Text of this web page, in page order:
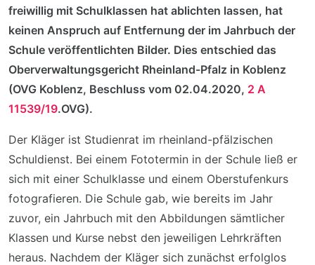
freiwillig mit Schulklassen hat ablichten lassen, hat
keinen Anspruch auf Entfernung der im Jahrbuch der
Schule veröffentlichten Bilder. Dies entschied das
Oberverwaltungsgericht Rheinland-Pfalz in Koblenz
(OVG Koblenz, Beschluss vom 02.04.2020, 2 A
11539/19.OVG).
Der Kläger ist Studienrat im rheinland-pfälzischen
Schuldienst. Bei einem Fototermin in der Schule ließ er
sich mit einer Schulklasse und einem Oberstufenkurs
fotografieren. Die Schule gab, wie bereits im Jahr
zuvor, ein Jahrbuch mit den Abbildungen sämtlicher
Klassen und Kurse nebst den jeweiligen Lehrkräften
heraus. Nachdem der Kläger sich zunächst erfolglos